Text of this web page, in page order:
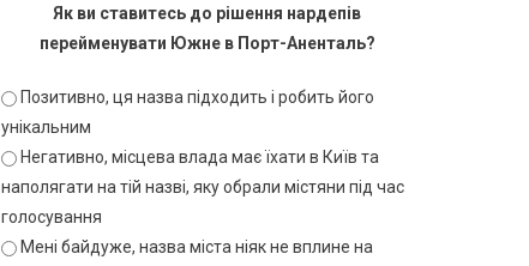
Як ви ставитесь до рішення нардепів
перейменувати Южне в Порт-Аненталь?
Позитивно, ця назва підходить і робить його
унікальним
Негативно, місцева влада має їхати в Київ та
наполягати на тій назві, яку обрали містяни під час
голосування
Мені байдуже, назва міста ніяк не вплине на